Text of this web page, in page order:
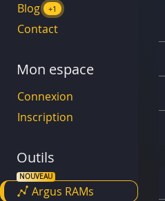
Blog
+1
Contact
Mon espace
Connexion
Inscription
Outils
Argus RAMs